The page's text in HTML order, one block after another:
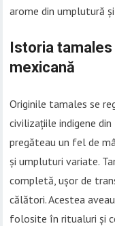
arome din umplutură
Istoria
mexicană
Originile tamales se
civilizațiile indigene
pregăteau un fel de
și umpluturi variate.
completă, ușor de
călători. Acestea
folosite în ritualuri și